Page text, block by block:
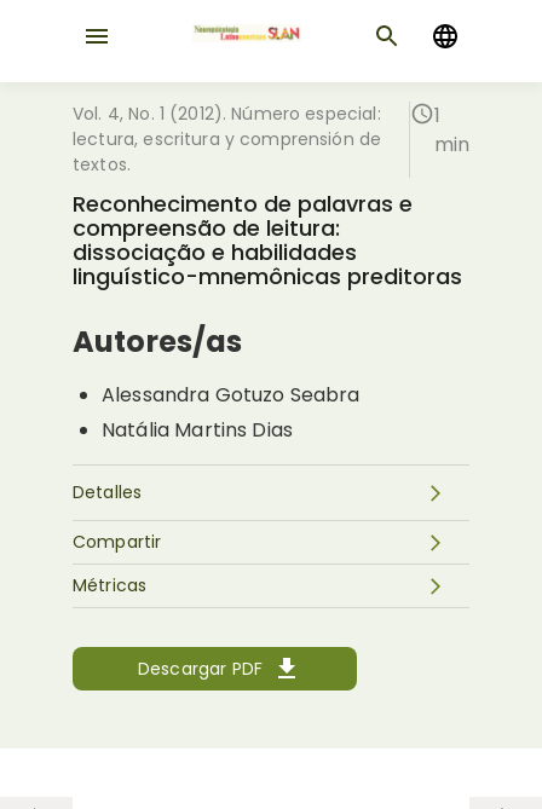
Vol. 4, No. 1 (2012). Número especial:
lectura, escritura y comprensión de
textos.
1
min
Reconhecimento de palavras e
compreensão de leitura:
dissociação e habilidades
linguístico-mnemônicas preditoras
Autores/as
Alessandra Gotuzo Seabra
Natália Martins Dias
Detalles
Descargar PDF
Métricas
Compartir